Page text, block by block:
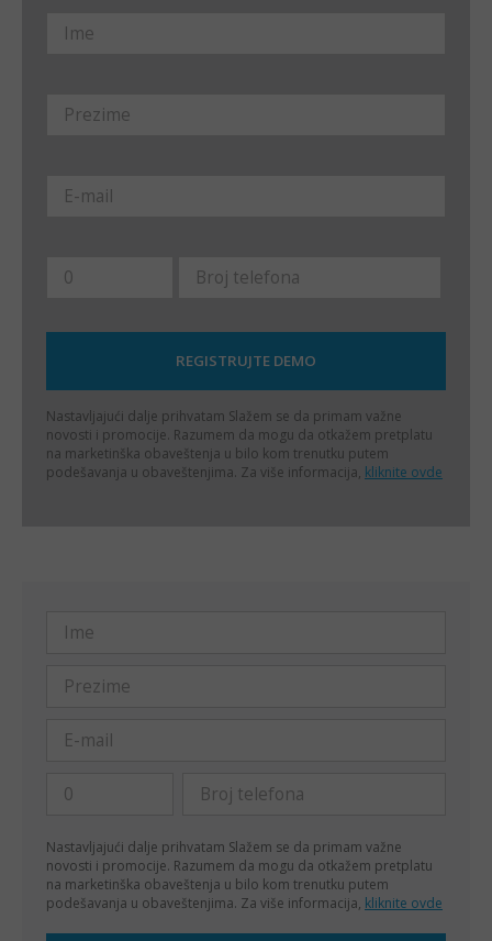
Nastavljajući dalje prihvatam Slažem se da primam važne
novosti i promocije. Razumem da mogu da otkažem pretplatu
na marketinška obaveštenja u bilo kom trenutku putem
podešavanja u obaveštenjima. Za više informacija, kliknite ovde
Nastavljajući dalje prihvatam Slažem se da primam važne
novosti i promocije. Razumem da mogu da otkažem pretplatu
na marketinška obaveštenja u bilo kom trenutku putem
podešavanja u obaveštenjima. Za više informacija, kliknite ovde